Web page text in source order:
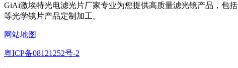
GiAi激埃特光电滤光片厂家专业为您提供高质量滤光镜产品，包
等光学镜片产品定制加工。
网站地图
粤ICP备08121252号-2